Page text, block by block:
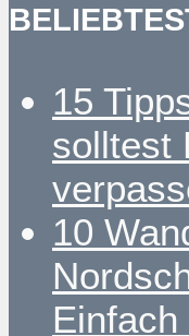
15
solltest
10